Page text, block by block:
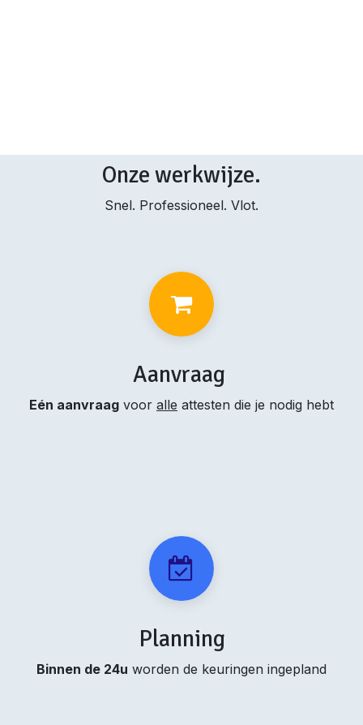
Onze werkwijze.
Snel. Professioneel. Vlot.
Aanvraag
Eén aanvraag voor alle attesten die je nodig hebt
Planning
Binnen de 24u worden de keuringen ingepland